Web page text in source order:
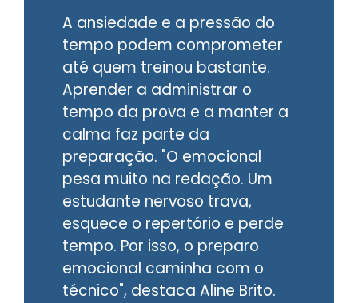
A ansiedade e a pressão do
tempo podem comprometer
até quem treinou bastante.
Aprender a administrar o
tempo da prova e a manter a
calma faz parte da
preparação. "O emocional
pesa muito na redação. Um
estudante nervoso trava,
esquece o repertório e perde
tempo. Por isso, o preparo
emocional caminha com o
técnico", destaca Aline Brito.